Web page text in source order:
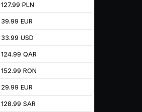
127.99 PLN
39.99 EUR
33.99 USD
124.99 QAR
152.99 RON
29.99 EUR
128.99 SAR